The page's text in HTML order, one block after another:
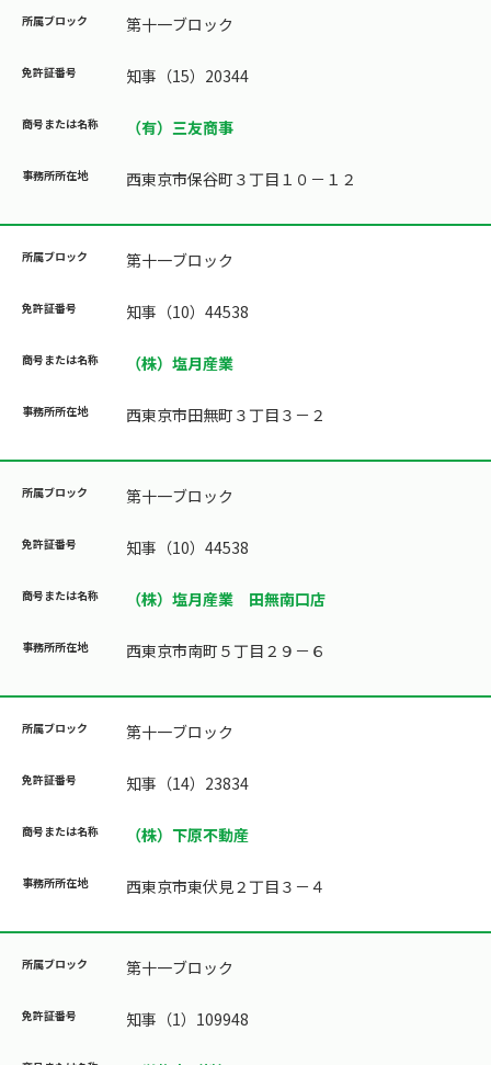
第十一ブロック
知事（15）20344
（有）三友商事
西東京市保谷町３丁目１０－１２
第十一ブロック
知事（10）44538
（株）塩月産業
西東京市田無町３丁目３－２
第十一ブロック
知事（10）44538
（株）塩月産業 田無南口店
西東京市南町５丁目２９－６
第十一ブロック
知事（14）23834
（株）下原不動産
西東京市東伏見２丁目３－４
第十一ブロック
知事（1）109948